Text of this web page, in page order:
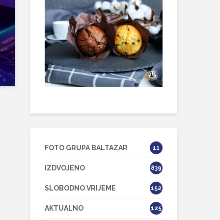
FOTO GRUPA BALTAZAR 11
IZDVOJENO 839
SLOBODNO VRIJEME 152
AKTUALNO 125